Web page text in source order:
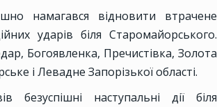
намагався відновити втрачене
ударів біля Старомайорського.
Богоявленка, Пречистівка, Золота
і Левадне Запорізької області.
наступальні дії біля